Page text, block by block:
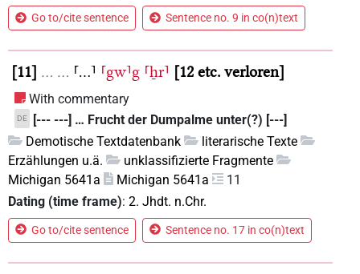
Go to/cite sentence Sentence no. 9 in co(n)text
11 … … ⸢...⸣ ⸢gw⸣g ⸢ẖr⸣ 12 etc. verloren
With commentary
DE
[--- ---] … Frucht der Dumpalme unter(?) [---]
Demotische Textdatenbank
literarische Texte
Erzählungen u.ä.
unklassifizierte Fragmente
Michigan 5641a
Michigan 5641a
11
Dating (time frame): 2. Jhdt. n.Chr.
Go to/cite sentence Sentence no. 17 in co(n)text